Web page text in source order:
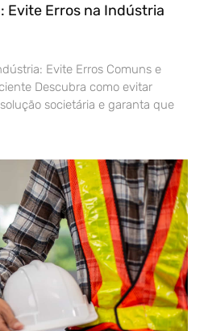
Evite Erros na Indústria
Evite Erros Comuns e
Descubra como evitar
societária e garanta que